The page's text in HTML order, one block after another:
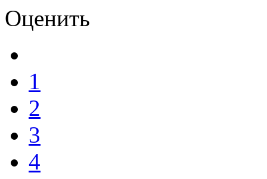
Оценить
1
2
3
4